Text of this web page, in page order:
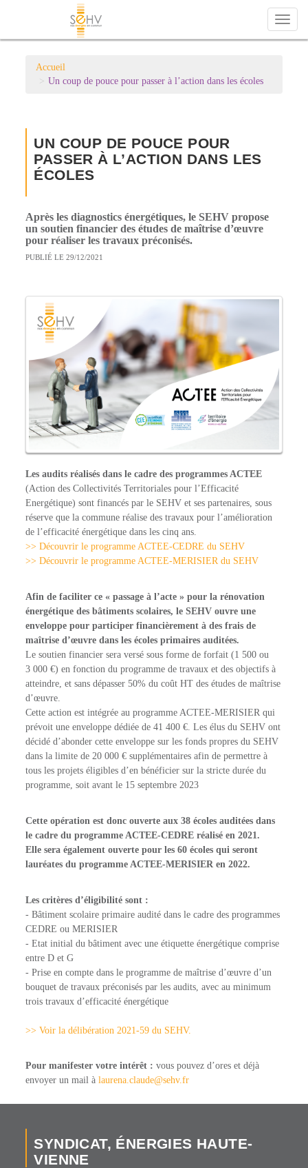
Toggle
Accueil
Un coup de pouce pour passer à l’action dans les écoles
UN COUP DE POUCE POUR
PASSER À L’ACTION DANS LES
ÉCOLES
Après les diagnostics énergétiques, le SEHV propose
un soutien financier des études de maîtrise d’œuvre
pour réaliser les travaux préconisés.
PUBLIÉ LE 29/12/2021
Les audits réalisés dans le cadre des programmes ACTEE
(Action des Collectivités Territoriales pour l’Efficacité
Energétique) sont financés par le SEHV et ses partenaires, sous
réserve que la commune réalise des travaux pour l’amélioration
de l’efficacité énergétique dans les cinq ans.
>> Découvrir le programme ACTEE-CEDRE du SEHV
>> Découvrir le programme ACTEE-MERISIER du SEHV
Afin de faciliter ce « passage à l’acte » pour la rénovation
énergétique des bâtiments scolaires, le SEHV ouvre une
enveloppe pour participer financièrement à des frais de
maîtrise d’œuvre dans les écoles primaires auditées.
Le soutien financier sera versé sous forme de forfait (1 500 ou
3 000 €) en fonction du programme de travaux et des objectifs à
atteindre, et sans dépasser 50% du coût HT des études de maîtrise
d’œuvre.
Cette action est intégrée au programme ACTEE-MERISIER qui
prévoit une enveloppe dédiée de 41 400 €. Les élus du SEHV ont
décidé d’abonder cette enveloppe sur les fonds propres du SEHV
dans la limite de 20 000 € supplémentaires afin de permettre à
tous les projets éligibles d’en bénéficier sur la stricte durée du
programme, soit avant le 15 septembre 2023
Cette opération est donc ouverte aux 38 écoles auditées dans
le cadre du programme ACTEE-CEDRE réalisé en 2021.
Elle sera également ouverte pour les 60 écoles qui seront
lauréates du programme ACTEE-MERISIER en 2022.
Les critères d’éligibilité sont :
- Bâtiment scolaire primaire audité dans le cadre des programmes
CEDRE ou MERISIER
- Etat initial du bâtiment avec une étiquette énergétique comprise
entre D et G
- Prise en compte dans le programme de maîtrise d’œuvre d’un
bouquet de travaux préconisés par les audits, avec au minimum
trois travaux d’efficacité énergétique
>> Voir la délibération 2021-59 du SEHV.
Pour manifester votre intérêt : vous pouvez d’ores et déjà
envoyer un mail àlaurena.claude@sehv.fr
SYNDICAT, ÉNERGIES HAUTE-
VIENNE